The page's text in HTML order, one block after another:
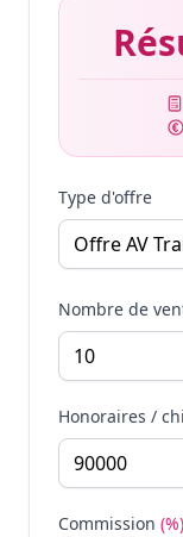
Type d'offre
Nombre de
Honoraires /
Commission (%)